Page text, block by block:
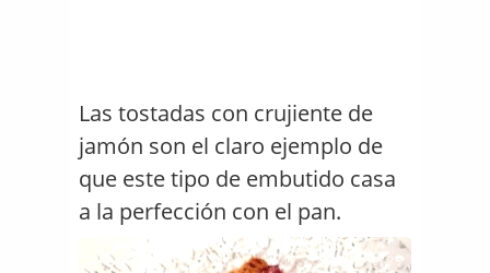
Las tostadas con crujiente de
jamón son el claro ejemplo de
que este tipo de embutido casa
a la perfección con el pan.